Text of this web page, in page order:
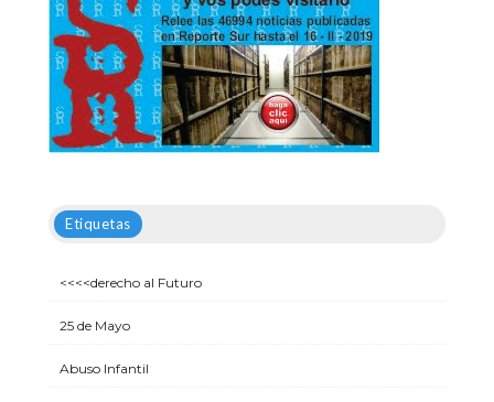
Etiquetas
<<<<derecho al Futuro
25 de Mayo
Abuso Infantil